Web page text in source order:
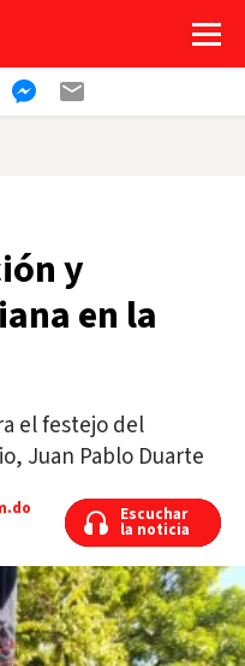
y
en la
el festejo del
Juan Pablo Duarte
Escuchar
la noticia
Escuchar
la noticia